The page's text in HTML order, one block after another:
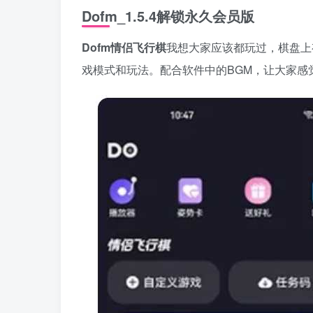
Dofm_1.5.4解锁永久会员版
Dofm情侣飞行棋我想大家应该都玩过，棋盘
戏模式和玩法。配合软件中的BGM，让大家